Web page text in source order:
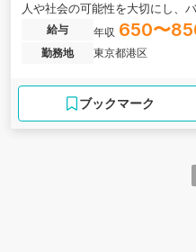
人や社会の可能性を大切にし、
る大手税理士法人グループのベ
給与 年収 650〜
勤務地
東京都港区
ブックマーク